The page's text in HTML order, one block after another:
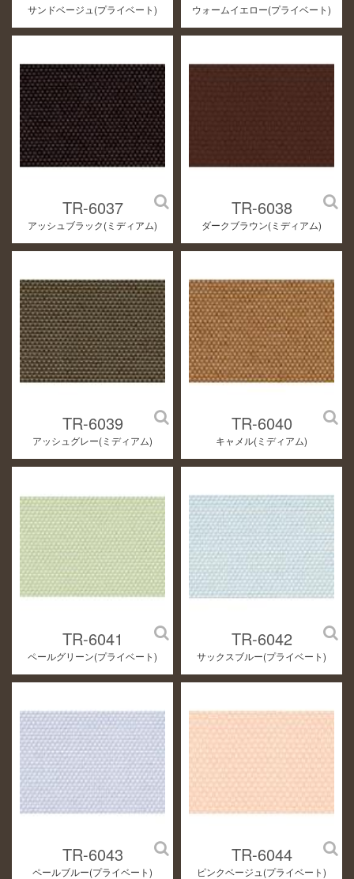
サンドベージュ(プライベート) ウォームイエロー(プライベート)
TR-6037
アッシュブラック(ミディアム)
TR-6038
ダークブラウン(ミディアム)
TR-6039
アッシュグレー(ミディアム)
TR-6040
キャメル(ミディアム)
TR-6041
ペールグリーン(プライベート)
TR-6042
サックスブルー(プライベート)
TR-6043
ペールブルー(プライベート)
TR-6044
ピンクベージュ(プライベート)